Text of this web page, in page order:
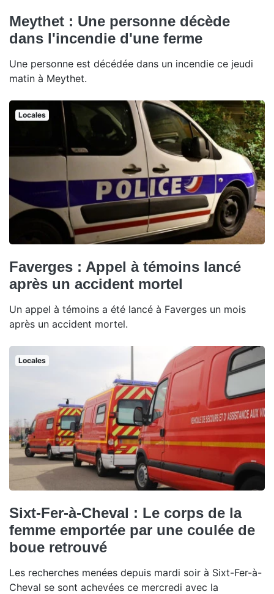
Meythet : Une personne décède
dans l'incendie d'une ferme
Une personne est décédée dans un incendie ce jeudi
matin à Meythet.
Locales
Faverges : Appel à témoins lancé
après un accident mortel
Un appel à témoins a été lancé à Faverges un mois
après un accident mortel.
Locales
Sixt-Fer-à-Cheval : Le corps de la
femme emportée par une coulée de
boue retrouvé
Les recherches menées depuis mardi soir à Sixt-Fer-à-
Cheval se sont achevées ce mercredi avec la